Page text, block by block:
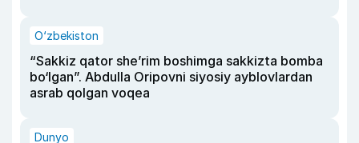
O‘zbekiston
“Sakkiz qator she’rim boshimga sakkizta bomba
bo‘lgan”. Abdulla Oripovni siyosiy ayblovlardan
asrab qolgan voqea
Dunyo